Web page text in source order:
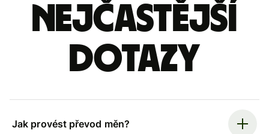
Nejčastější
dotazy
Jak provést převod měn?